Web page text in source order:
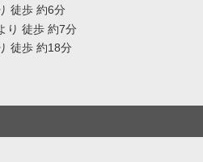
徒歩 約6分
り 徒歩 約7分
徒歩 約18分